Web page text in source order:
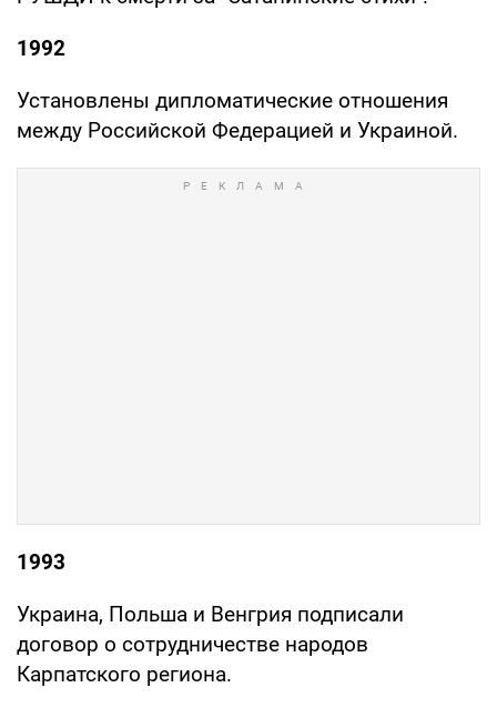
1992
Установлены дипломатические отношения
между Российской Федерацией и Украиной.
1993
Украина, Польша и Венгрия подписали
договор о сотрудничестве народов
Карпатского региона.